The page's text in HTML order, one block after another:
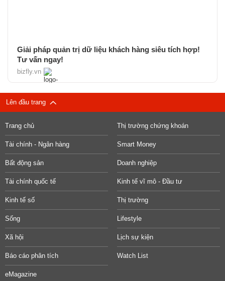
Giải pháp quản trị dữ liệu khách hàng siêu tích hợp!
Tư vấn ngay!
bizfly.vn
Lên đầu trang
Trang chủ Thị trường chứng khoán
Tài chính - Ngân hàng Smart Money
Bất động sản Doanh nghiệp
Tài chính quốc tế Kinh tế vĩ mô - Đầu tư
Kinh tế số Thị trường
Sống Lifestyle
Xã hội Lịch sự kiện
Báo cáo phân tích Watch List
eMagazine